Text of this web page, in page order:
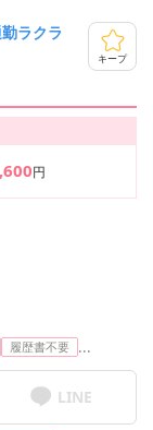
ラクラ
キープ
円
履歴書不要 ...
LINE